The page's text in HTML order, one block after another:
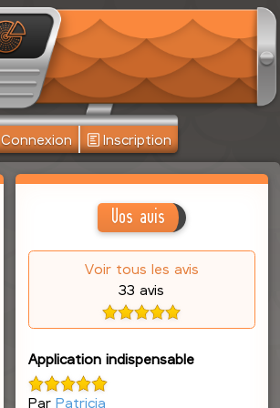
Connexion Inscription
Vos avis
Voir tous les avis
33 avis
Application indispensable
Par Patricia